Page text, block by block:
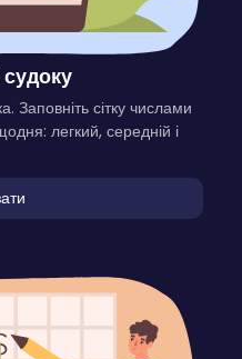
Заповніть сітку числами
легкий, середній і